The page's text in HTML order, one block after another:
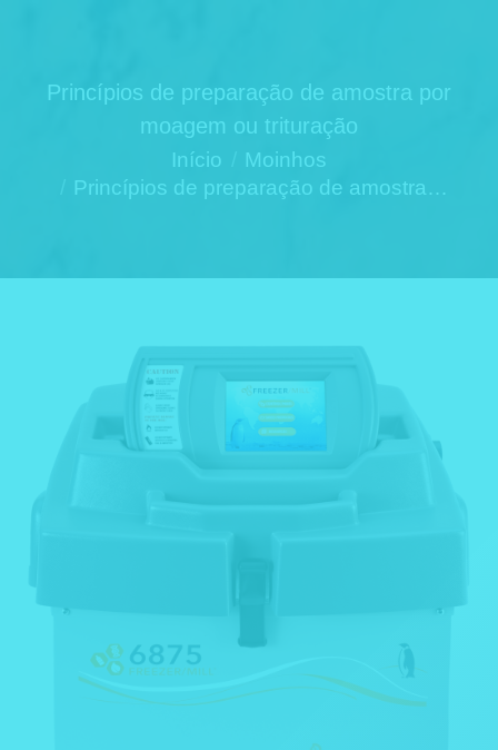
Princípios de preparação de amostra por
moagem ou trituração
Início
Moinhos
Princípios de preparação de amostra…